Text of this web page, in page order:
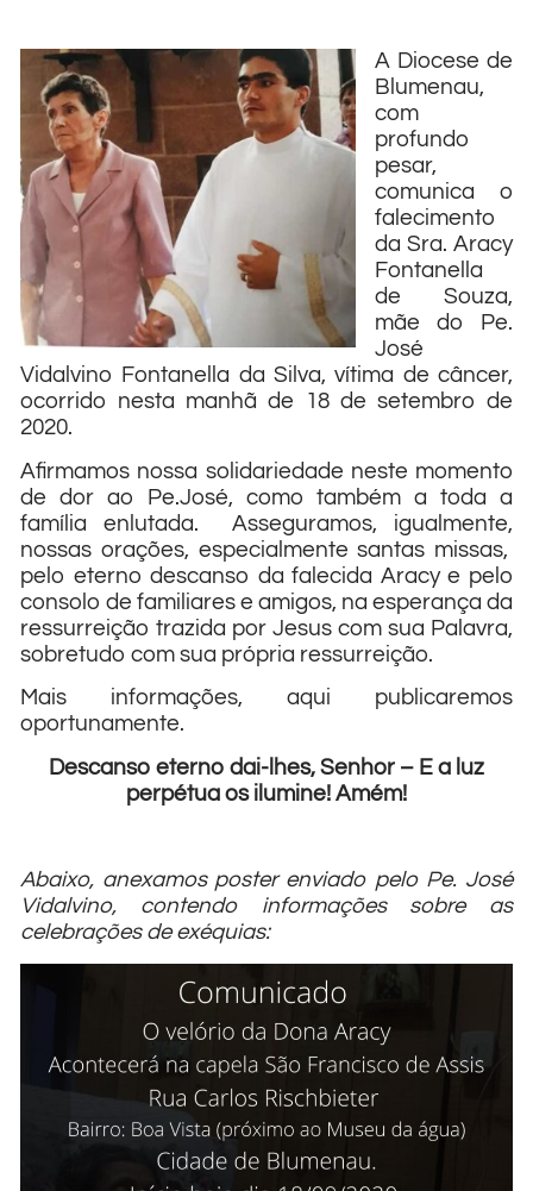
A Diocese de
Blumenau,
com
profundo
pesar,
comunica o
falecimento
da Sra. Aracy
Fontanella
de Souza,
mãe do Pe.
José
Vidalvino Fontanella da Silva, vítima de câncer,
ocorrido nesta manhã de 18 de setembro de
2020.
Afirmamos nossa solidariedade neste momento
de dor ao Pe.José, como também a toda a
família enlutada. Asseguramos, igualmente,
nossas orações, especialmente santas missas,
pelo eterno descanso da falecida Aracy e pelo
consolo de familiares e amigos, na esperança da
ressurreição trazida por Jesus com sua Palavra,
sobretudo com sua própria ressurreição.
Mais informações, aqui publicaremos
oportunamente.
Descanso eterno dai-lhes, Senhor – E a luz
perpétua os ilumine! Amém!
Abaixo, anexamos poster enviado pelo Pe. José
Vidalvino, contendo informações sobre as
celebrações de exéquias: